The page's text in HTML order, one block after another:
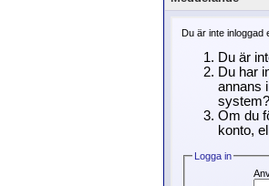
Du är inte inloggad
Du är
Du har
annans
system?
Om du
konto,
Logga in